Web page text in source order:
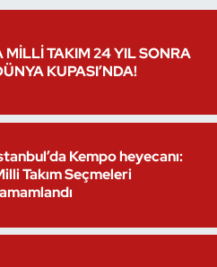
MİLLİ TAKIM 24 YIL SONRA
KUPASI’NDA!
Kempo heyecanı:
Takım Seçmeleri